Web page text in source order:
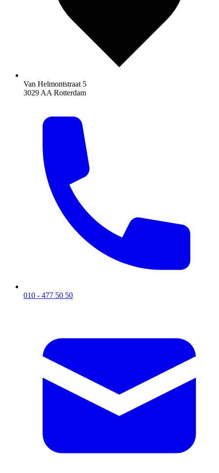
Van Helmontstraat 5
3029 AA Rotterdam
010 - 477 50 50